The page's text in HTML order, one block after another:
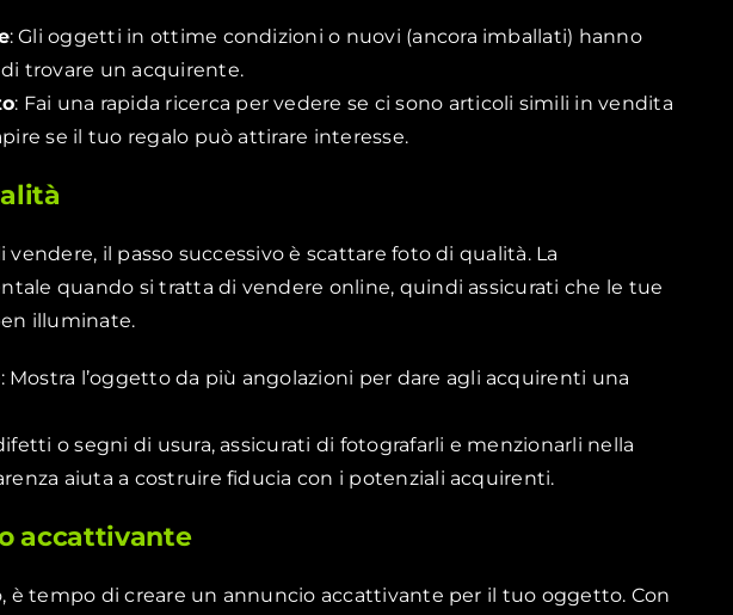
: Gli oggetti in ottime condizioni o nuovi (ancora imballati) hanno
trovare un acquirente.
: Fai una rapida ricerca per vedere se ci sono articoli simili in vendita
se il tuo regalo può attirare interesse.
il passo successivo è scattare foto di qualità. La
quando si tratta di vendere online, quindi assicurati che le tue
illuminate.
: Mostra l’oggetto da più angolazioni per dare agli acquirenti una
o segni di usura, assicurati di fotografarli e menzionarli nella
aiuta a costruire fiducia con i potenziali acquirenti.
accattivante
è tempo di creare un annuncio accattivante per il tuo oggetto. Con